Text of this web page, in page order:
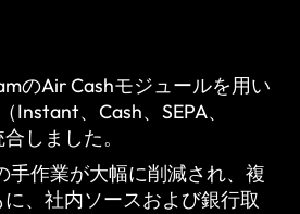
のAir Cashモジュールを用い
、Cash、SEPA、
しました。
作業が大幅に削減され、複
、社内ソースおよび銀行取